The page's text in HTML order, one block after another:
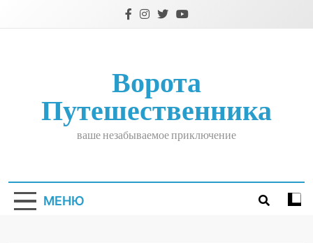
Ворота
Путешественника
ваше незабываемое приключение
МЕНЮ